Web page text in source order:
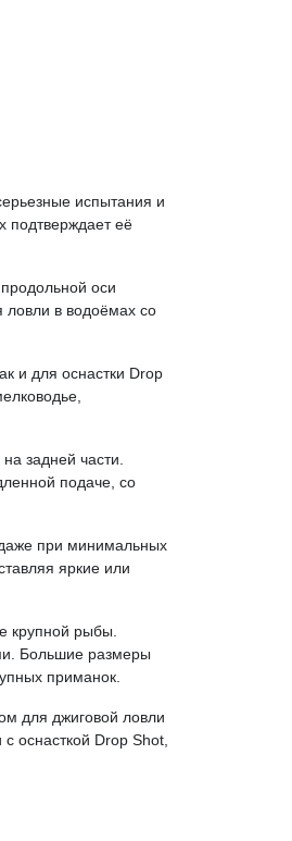
испытания и
подтверждает её
оси
ловли в водоёмах со
и для оснастки Drop
задней части.
подаче, со
даже при минимальных
яркие или
крупной рыбы.
Большие размеры
приманок.
для джиговой ловли
оснасткой Drop Shot,